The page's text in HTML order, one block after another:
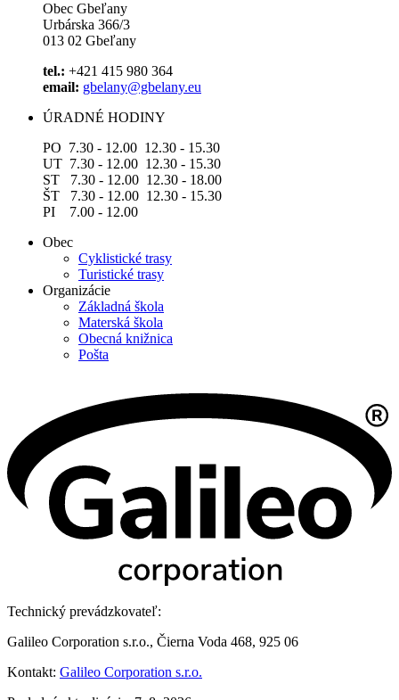
Obec Gbeľany
Urbárska 366/3
013 02 Gbeľany
tel.: +421 415 980 364
email: gbelany@gbelany.eu
ÚRADNÉ HODINY
PO 7.30 - 12.00 12.30 - 15.30
UT 7.30 - 12.00 12.30 - 15.30
ST 7.30 - 12.00 12.30 - 18.00
ŠT 7.30 - 12.00 12.30 - 15.30
PI 7.00 - 12.00
Obec
Cyklistické trasy
Turistické trasy
Organizácie
Základná škola
Materská škola
Obecná knižnica
Pošta
Technický prevádzkovateľ:
Galileo Corporation s.r.o., Čierna Voda 468, 925 06
Kontakt: Galileo Corporation s.r.o.